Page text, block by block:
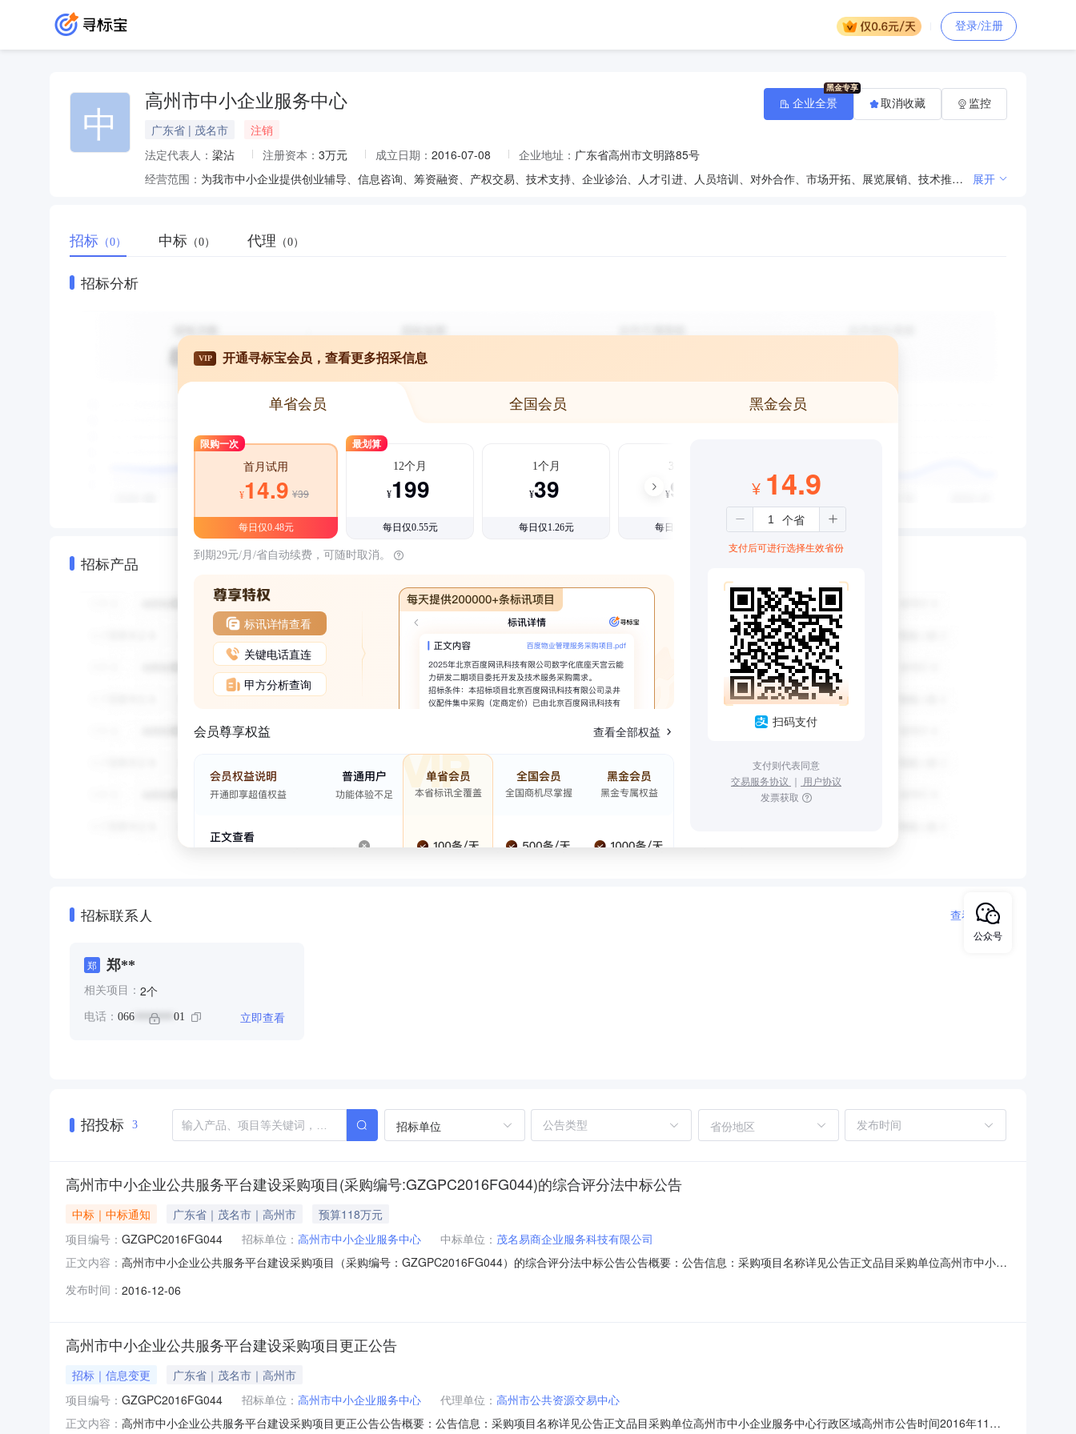
登录/注册
中 高州市中小企业服务中心
广东省 | 茂名市
注销
法定代表人： 梁沾 注册资本： 3万元 成立日期： 2016-07-08 企业地址： 广东省高州市文明路85号
经营范围：
为我市中小企业提供创业辅导、信息咨询、筹资融资、产权交易、技术支持、企业诊治、人才引进、人员培训、对外合作、市场开拓、展览展销、技术推广以及政策法规的咨询等服务。 展开
企业全景 取消收藏 监控
招标 （0） 中标 （0） 代理 （0）
招标分析
招标产品
VIP 开通寻标宝会员，查看更多招采信息
单省会员 全国会员 黑金会员
限购一次
首月试用
¥14.9 ¥39
每日仅0.48元
最划算
12个月
¥199
每日仅0.55元
1个月
¥39
每日仅1.26元
3个月
¥99
每日仅1.08元
到期29元/月/省自动续费，可随时取消。
标讯详情查看
关键电话直连
甲方分析查询
会员尊享权益 查看全部权益
¥ 14.9
支付后可进行选择生效省份
扫码支付
支付则代表同意
交易服务协议 ｜ 用户协议
发票获取
招标联系人 查看更多
郑 郑**
相关项目： 2个
电话： 066 ******* 01 立即查看
招投标 3 招标单位 省份地区
高州市中小企业公共服务平台建设采购项目(采购编号:GZGPC2016FG044)的综合评分法中标公告
中标｜中标通知 广东省｜茂名市｜高州市
预算118万元
项目编号： GZGPC2016FG044 招标单位： 高州市中小企业服务中心 中标单位： 茂名易商企业服务科技有限公司
正文内容： 高州市中小企业公共服务平台建设采购项目（采购编号：GZGPC2016FG044）的综合评分法中标公告公告概要：公告信息：采购项目名称详见公告正文品目采购单位高州市中小企
系方式：项目联系人详见公告正文项目联系电话详见公告正文采购单位高州市中小企业服务中心采购单位地址详见公告正文采购单位联系方式详见公告正文代理机构名称高州市公共
发布时间： 2016-12-06
高州市中小企业公共服务平台建设采购项目更正公告
招标｜信息变更
广东省｜茂名市｜高州市
项目编号： GZGPC2016FG044 招标单位： 高州市中小企业服务中心 代理单位： 高州市公共资源交易中心
正文内容： 高州市中小企业公共服务平台建设采购项目更正公告公告概要：公告信息：采购项目名称详见公告正文品目采购单位高州市中小企业服务中心行政区域高州市公告时间2016年11月
公众号